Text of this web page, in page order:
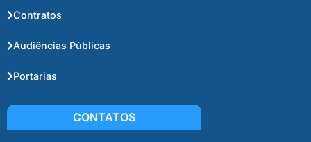
Contratos
Audiências Públicas
Portarias
CONTATOS